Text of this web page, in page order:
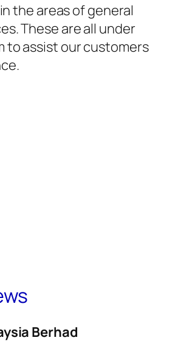
the areas of general
These are all under
to assist our customers
Berhad